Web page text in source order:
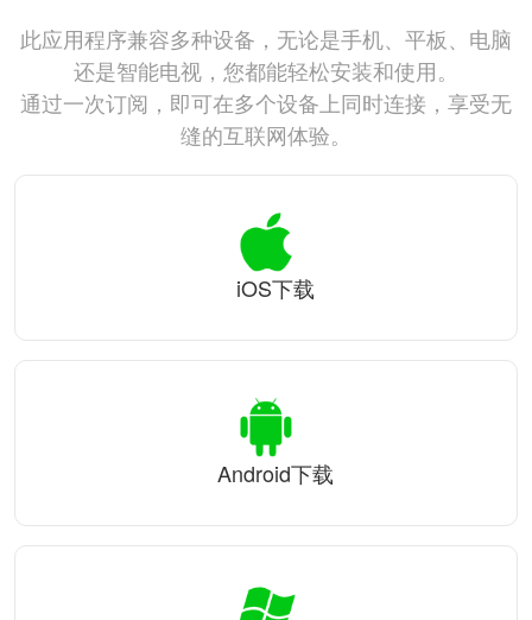
此应用程序兼容多种设备，无论是手机、平板、电脑
还是智能电视，您都能轻松安装和使用。
通过一次订阅，即可在多个设备上同时连接，享受无
缝的互联网体验。
iOS下载
Android下载